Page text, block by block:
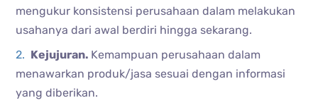
mengukur konsistensi perusahaan dalam melakukan
usahanya dari awal berdiri hingga sekarang.
Kejujuran. Kemampuan perusahaan dalam
menawarkan produk/jasa sesuai dengan informasi
yang diberikan.